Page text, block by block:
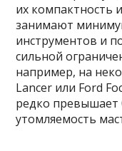
их компактность
занимают
инструментов и
сильной
например, на
Lancer или Ford
редко превышает
утомляемость